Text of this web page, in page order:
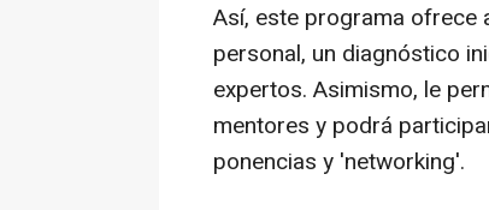
Así, este programa ofrece
personal, un diagnóstico
expertos. Asimismo, le
mentores y podrá
ponencias y 'networking'.